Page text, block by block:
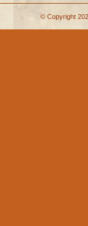
© Copyright